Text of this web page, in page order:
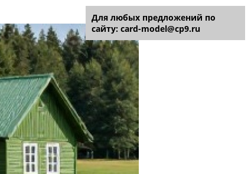
Для любых предложений по
сайту: card-model@cp9.ru